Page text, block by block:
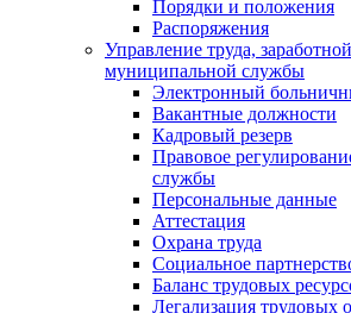
Порядки и положения
Распоряжения
Управление труда,
муниципальной службы
Электронный
Вакантные должности
Кадровый резерв
Правовое
службы
Персональные данные
Аттестация
Охрана труда
Социальное
Баланс трудовых
Легализация трудовых